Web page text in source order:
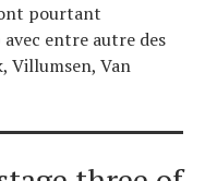
pourtant
entre autre des
Villumsen, Van